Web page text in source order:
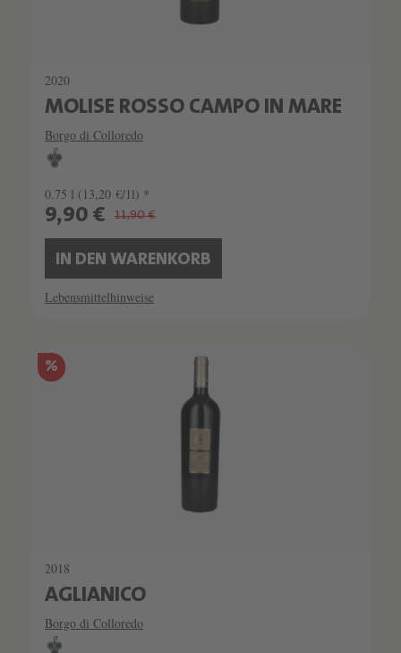
2020
MOLISE ROSSO CAMPO IN MARE
Borgo di Colloredo
0.75 l (13,20 €/1l) *
9,90 € 11,90 €
IN DEN WARENKORB
Lebensmittelhinweise
%
2018
AGLIANICO
Borgo di Colloredo